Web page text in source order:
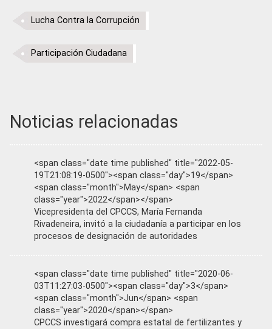
Lucha Contra la Corrupción
Participación Ciudadana
Noticias relacionadas
<span class="date time published" title="2022-05-
19T21:08:19-0500"><span class="day">19</span>
<span class="month">May</span> <span
class="year">2022</span></span>
Vicepresidenta del CPCCS, María Fernanda
Rivadeneira, invitó a la ciudadanía a participar en los
procesos de designación de autoridades
<span class="date time published" title="2020-06-
03T11:27:03-0500"><span class="day">3</span>
<span class="month">Jun</span> <span
class="year">2020</span></span>
CPCCS investigará compra estatal de fertilizantes y